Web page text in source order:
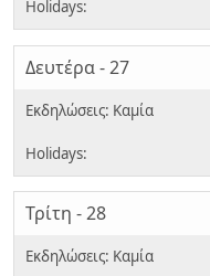
Δευτέρα - 27
Τρίτη - 28